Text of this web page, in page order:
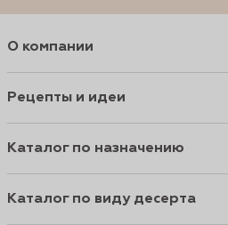
О компании
Рецепты и идеи
Каталог по назначению
Каталог по виду десерта